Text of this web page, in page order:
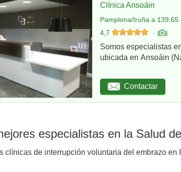
Clínica Ansoáin
Pamplona/Iruña a
4,7
Somos especialistas
ubicada en Ansoáin
Contactar
especialistas en la Salud
clínicas de interrupción voluntaria del embrazo